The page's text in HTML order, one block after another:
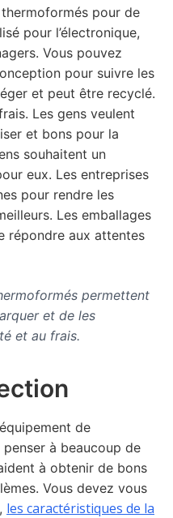
pour de
pour l’électronique,
Vous pouvez
pour suivre les
et peut être recyclé.
Les gens veulent
et bons pour la
souhaitent un
eux. Les entreprises
pour rendre les
Les emballages
répondre aux attentes
permettent
et de les
et au frais.
de
à beaucoup de
à obtenir de bons
Vous devez vous
les caractéristiques de la